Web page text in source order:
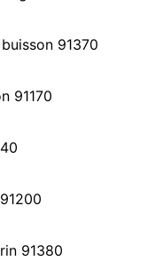
91370
91170
91380